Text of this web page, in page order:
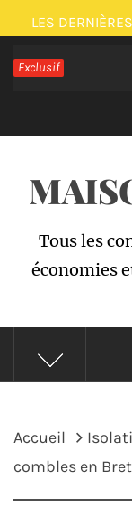
Passer
au
contenu
LES
Exclusif
Tous les
économies
Accueil
combles en